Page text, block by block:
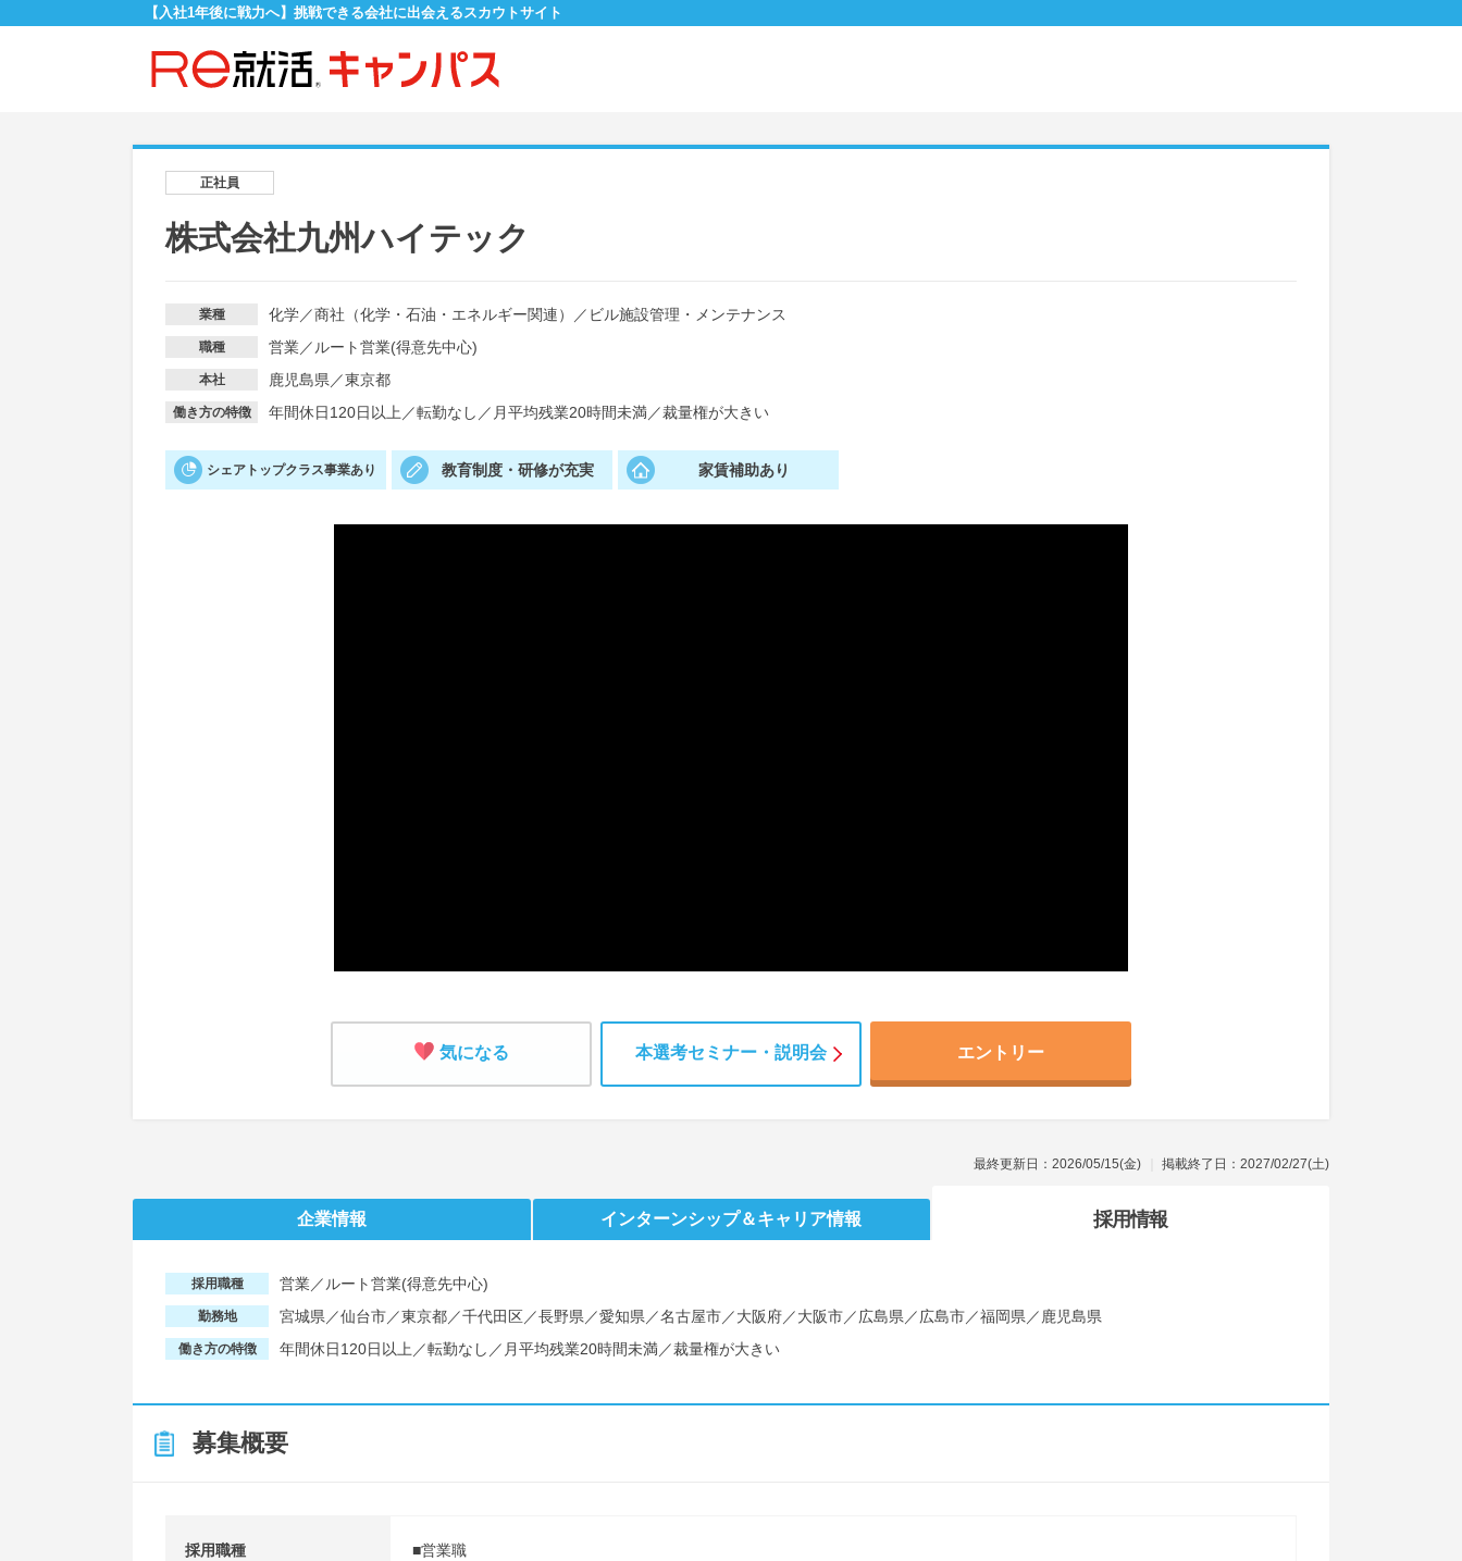
【入社1年後に戦力へ】挑戦できる会社に出会えるスカウトサイト
正社員
株式会社九州ハイテック
業種 化学／商社（化学・石油・エネルギー関連） ／ ビル施設管理・メンテナンス
職種 営業／ ルート営業(得意先中心)
本社 鹿児島県／東京都
働き方の特徴 年間休日120日以上 ／転勤なし ／ 月平均残業20時間未満／裁量権が大きい
シェアトップクラス事業あり 教育制度・研修が充実 家賃補助あり
気になる 本選考セミナー・説明会 エントリー
最終更新日：2026/05/15(金) 掲載終了日：2027/02/27(土)
企業情報 インターンシップ＆キャリア情報 採用情報
採用職種 営業／ルート営業(得意先中心)
勤務地 宮城県／仙台市／東京都／千代田区／長野県／愛知県／名古屋市／大阪府／大阪市／広島県／広島市／福岡県／鹿児島県
働き方の特徴 年間休日120日以上／転勤なし／月平均残業20時間未満／裁量権が大きい
募集概要
採用職種
■営業職